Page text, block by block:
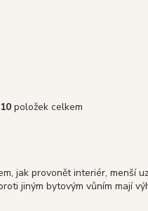
O
d
a
10 položek celkem
jak provonět interiér, menší
jiným bytovým vůním mají